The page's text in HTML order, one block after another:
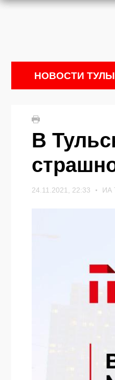
НОВОСТИ ТУЛЫ
В
24.11.2021, 22:33 ИА